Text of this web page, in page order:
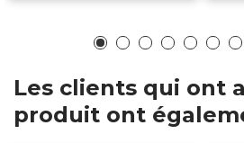
Les clients qui ont
produit ont